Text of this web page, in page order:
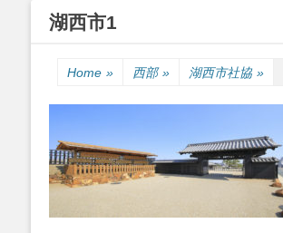
湖西市1
Home » 西部 » 湖西市社協 »